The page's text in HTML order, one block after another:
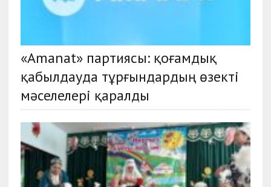
«Amanat» партиясы: қоғамдық
қабылдауда тұрғындардың өзекті
мәселелері қаралды